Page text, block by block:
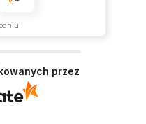
przez